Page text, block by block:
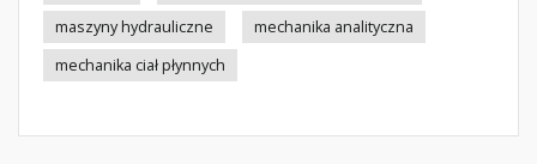
maszyny hydrauliczne
mechanika analityczna
mechanika ciał płynnych